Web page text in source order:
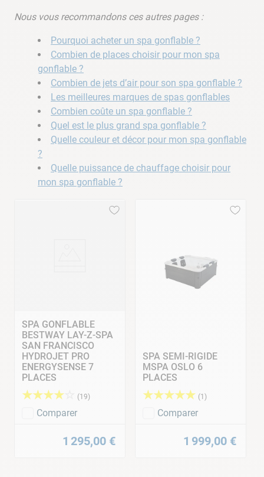
Nous vous recommandons ces autres pages :
Pourquoi acheter un spa gonflable ?
Combien de places choisir pour mon spa
gonflable ?
Combien de jets d’air pour son spa gonflable ?
Les meilleures marques de spas gonflables
Combien coûte un spa gonflable ?
Quel est le plus grand spa gonflable ?
Quelle couleur et décor pour mon spa gonflable
?
Quelle puissance de chauffage choisir pour
mon spa gonflable ?
SPA GONFLABLE
BESTWAY LAY-Z-SPA
SAN FRANCISCO
HYDROJET PRO
ENERGYSENSE 7
PLACES
★★★★ (19)
Comparer
1 295,00 €
SPA SEMI-RIGIDE
MSPA OSLO 6
PLACES
★★★★★ (1 )
Comparer
1 999,00 €